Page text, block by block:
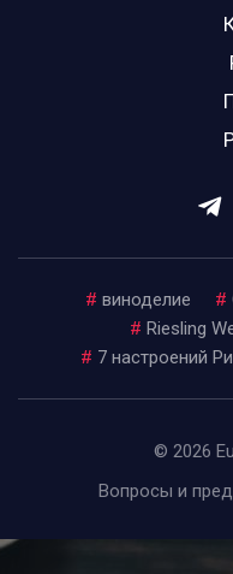
# виноделие #
# Riesling
# 7 настроений
© 2026
Вопросы и